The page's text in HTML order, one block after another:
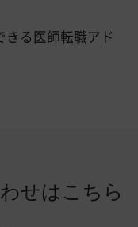
きる医師転職アド
せはこちら